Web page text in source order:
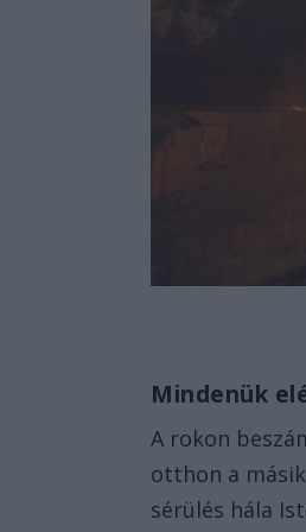
Mindenük
A rokon
otthon a
sérülés hála